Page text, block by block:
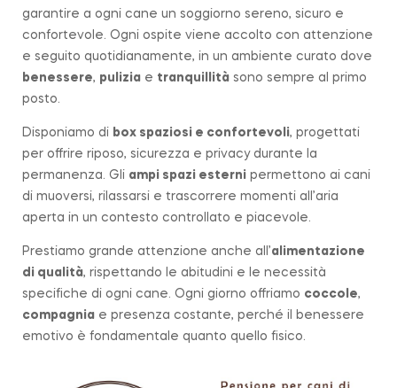
garantire a ogni cane un soggiorno sereno, sicuro e
confortevole. Ogni ospite viene accolto con attenzione
e seguito quotidianamente, in un ambiente curato dove
benessere, pulizia e tranquillità sono sempre al primo
posto.
Disponiamo di box spaziosi e confortevoli, progettati
per offrire riposo, sicurezza e privacy durante la
permanenza. Gli ampi spazi esterni permettono ai cani
di muoversi, rilassarsi e trascorrere momenti all’aria
aperta in un contesto controllato e piacevole.
Prestiamo grande attenzione anche all’alimentazione
di qualità, rispettando le abitudini e le necessità
specifiche di ogni cane. Ogni giorno offriamo coccole,
compagnia e presenza costante, perché il benessere
emotivo è fondamentale quanto quello fisico.